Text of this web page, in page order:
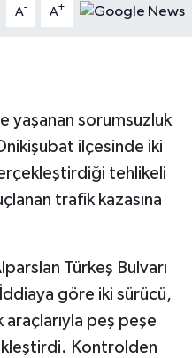
A- A+
yaşanan sorumsuzluk
ilçesinde iki
tehlikeli
trafik kazasına
Türkeş Bulvarı
göre iki sürücü,
peş peşe
Kontrolden